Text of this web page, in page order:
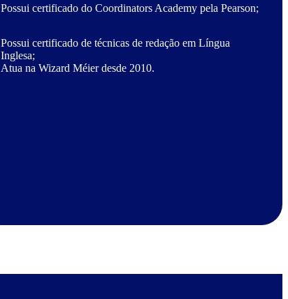
Possui certificado do Coordinators Academy pela Pearson;
Possui certificado de técnicas de redação em Língua
Inglesa;
Atua na Wizard Méier desde 2010.